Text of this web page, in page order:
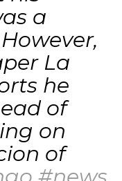
a
La
he
of
on
of